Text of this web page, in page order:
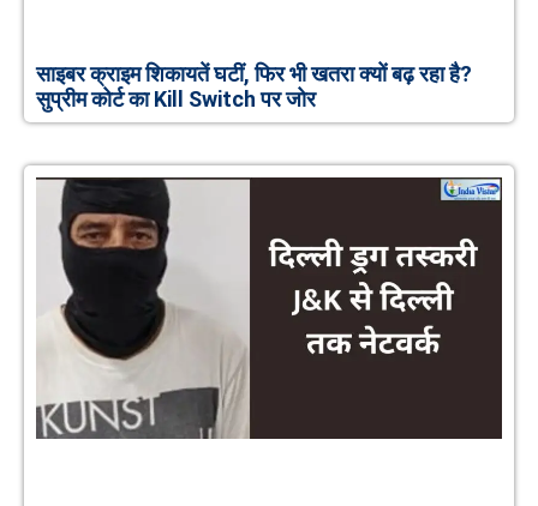
साइबर क्राइम शिकायतें घटीं, फिर भी खतरा क्यों बढ़ रहा है?
सुप्रीम कोर्ट का Kill Switch पर जोर